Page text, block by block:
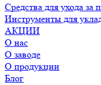
Средства для ухода за
Инструменты для
АКЦИИ
О нас
О заводе
О продукции
Блог